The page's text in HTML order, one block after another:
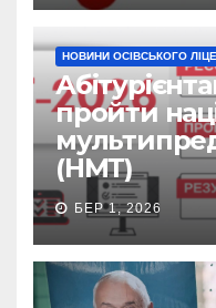
НОВИНИ ОСІВСЬКОГО
пройти
(НМТ)
БЕР 1, 2026